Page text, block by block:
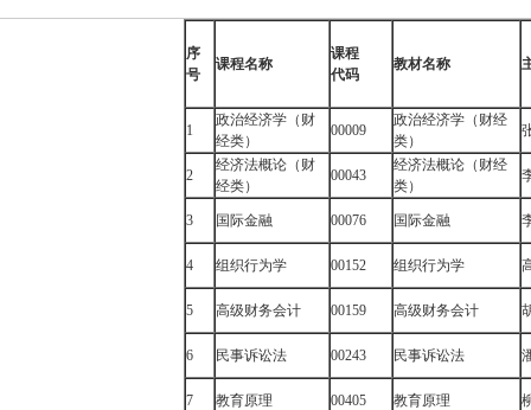
序
号
课程名称
课程
代码
教材名称
1
政治经济学（财
经类）
00009
政治经济学（财经
类）
2
经济法概论（财
经类）
00043
经济法概论（财经
类）
3 国际金融 00076 国际金融
4 组织行为学 00152 组织行为学
5 高级财务会计 00159 高级财务会计
6 民事诉讼法 00243 民事诉讼法
7 教育原理 00405 教育原理